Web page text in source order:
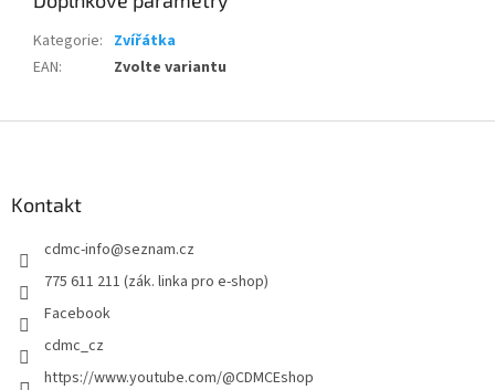
Kategorie: Zvířátka
EAN: Zvolte variantu
Kontakt
cdmc-info@seznam.cz
775 611 211 (zák. linka pro e-shop)
Facebook
cdmc_cz
https://www.youtube.com/@CDMCEshop